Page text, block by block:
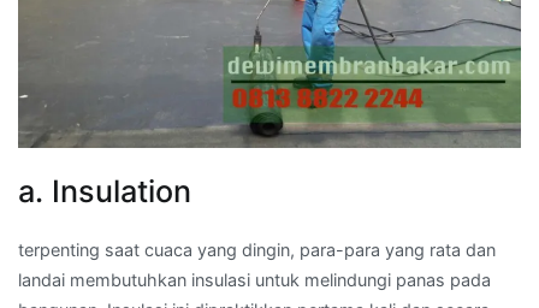
a. Insulation
terpenting saat cuaca yang dingin, para-para yang rata dan
landai membutuhkan insulasi untuk melindungi panas pada